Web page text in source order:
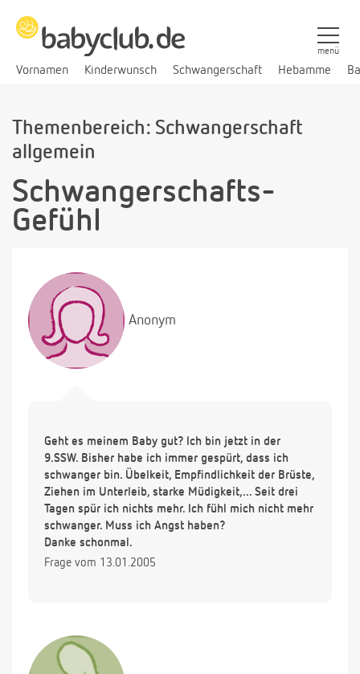
Vornamen Kinderwunsch Schwangerschaft Hebamme
menü
Themenbereich: Schwangerschaft
allgemein
Schwangerschafts-
Gefühl
Anonym
Geht es meinem Baby gut? Ich bin jetzt in der
9.SSW. Bisher habe ich immer gespürt, dass ich
schwanger bin. Übelkeit, Empfindlichkeit der Brüste,
Ziehen im Unterleib, starke Müdigkeit,... Seit drei
Tagen spür ich nichts mehr. Ich fühl mich nicht mehr
schwanger. Muss ich Angst haben?
Danke schonmal.
Frage vom 13.01.2005